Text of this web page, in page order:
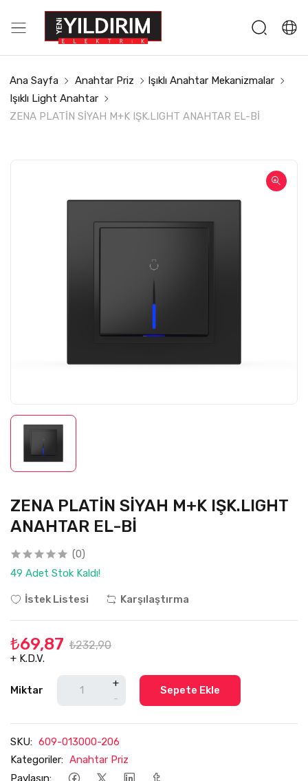
Ana Sayfa Anahtar Priz
Işıklı Anahtar Mekanizmalar
Işıklı Light Anahtar
ZENA PLATİN SİYAH M+K IŞK.LIGHT ANAHTAR EL-Bİ
ZENA PLATİN SİYAH M+K IŞK.LIGHT
ANAHTAR EL-Bİ
(0)
49 Adet Stok Kaldı!
İstek Listesi Karşılaştırma
₺69,87 ₺232,90
+ K.D.V.
Miktar
+
-
Sepete Ekle
SKU: 609-013000-206
Kategoriler: Anahtar Priz
Paylaşın: